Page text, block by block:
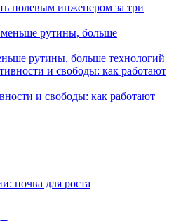
полевым инженером за три
рутины, больше технологий
и свободы: как работают